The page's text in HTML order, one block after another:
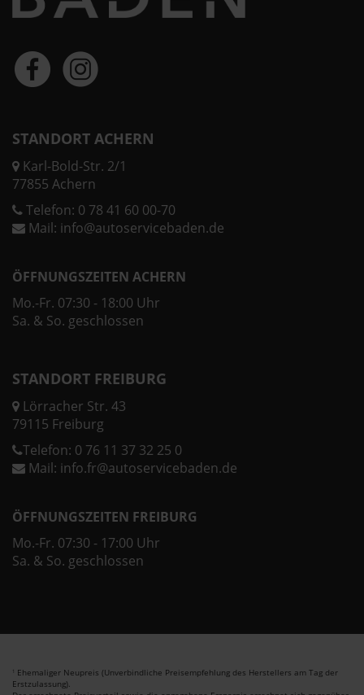
STANDORT ACHERN
Karl-Bold-Str. 2/1
77855 Achern
Telefon: 0 78 41 60 00-70
Mail: info@autoservicebaden.de
ÖFFNUNGSZEITEN ACHERN
Mo.-Fr. 07:30 - 18:00 Uhr
Sa. & So. geschlossen
STANDORT FREIBURG
Lörracher Str. 43
79115 Freiburg
Telefon: 0 76 11 37 32 25 0
Mail: info.fr@autoservicebaden.de
ÖFFNUNGSZEITEN FREIBURG
Mo.-Fr. 07:30 - 17:00 Uhr
Sa. & So. geschlossen
1 Ehemaliger Neupreis (Unverbindliche Preisempfehlung des Herstellers am Tag der
Erstzulassung).